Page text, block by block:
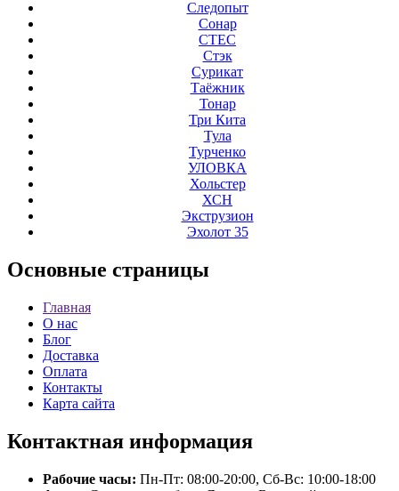
Следопыт
Сонар
СТЕС
Стэк
Сурикат
Таёжник
Тонар
Три Кита
Тула
Турченко
УЛОВКА
Хольстер
ХСН
Экструзион
Эхолот 35
Основные страницы
Главная
О нас
Блог
Доставка
Оплата
Контакты
Карта сайта
Контактная информация
Рабочие часы: Пн-Пт: 08:00-20:00, Сб-Вс: 10:00-18:00